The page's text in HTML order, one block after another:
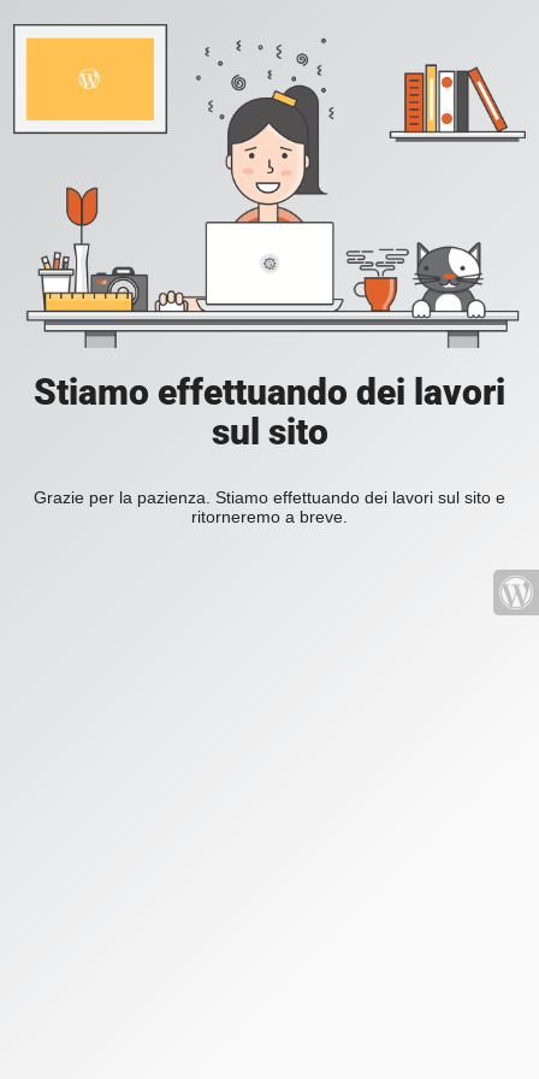
Stiamo effettuando dei lavori
sul sito
Grazie per la pazienza. Stiamo effettuando dei lavori sul sito e
ritorneremo a breve.